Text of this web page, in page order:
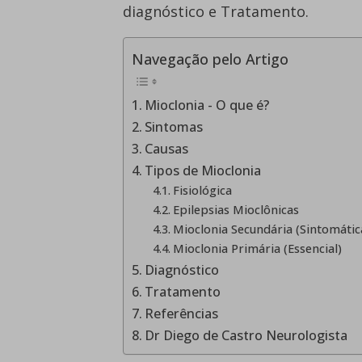
diagnóstico e Tratamento.
Navegação pelo Artigo
Mioclonia - O que é?
Sintomas
Causas
Tipos de Mioclonia
Fisiológica
Epilepsias Mioclônicas
Mioclonia Secundária
Mioclonia Primária (Essencial)
Diagnóstico
Tratamento
Referências
Dr Diego de Castro Neurologista